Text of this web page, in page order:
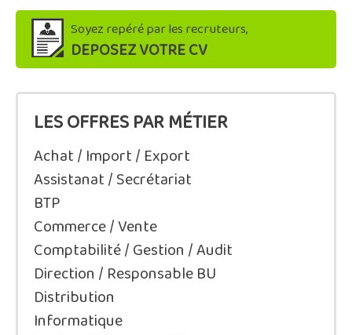
Soyez repéré par les recruteurs,
DEPOSEZ VOTRE CV
LES OFFRES PAR MÉTIER
Achat / Import / Export
Assistanat / Secrétariat
BTP
Commerce / Vente
Comptabilité / Gestion / Audit
Direction / Responsable BU
Distribution
Informatique